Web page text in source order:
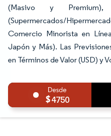
(Masivo y
(Supermercados/
Comercio Minorista en
Japón y Más). Las
en Términos de Valor (USD) y
4750